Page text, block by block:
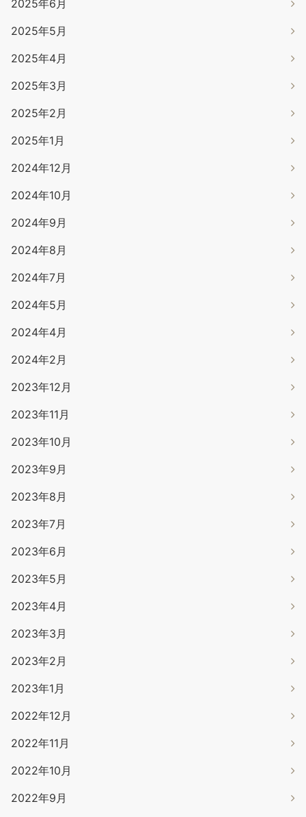
2025年6月
2025年5月
2025年4月
2025年3月
2025年2月
2025年1月
2024年12月
2024年10月
2024年9月
2024年8月
2024年7月
2024年5月
2024年4月
2024年2月
2023年12月
2023年11月
2023年10月
2023年9月
2023年8月
2023年7月
2023年6月
2023年5月
2023年4月
2023年3月
2023年2月
2023年1月
2022年12月
2022年11月
2022年10月
2022年9月